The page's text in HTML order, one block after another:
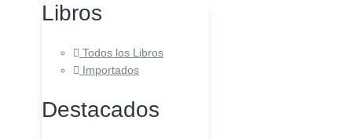
Libros
Todos los Libros
Importados
Destacados